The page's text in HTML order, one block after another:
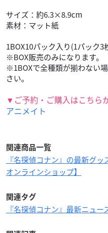
サイズ：約6.3×8.9cm
素材：マット紙
1BOX10パック入り(1パック3
※BOX販売のみになります。
※1BOXで全種類が揃わない
さい。
▼ご予約・ご購入はこちら
アニメイト
関連商品一覧
『名探偵コナン』の最新グ
オンラインショップ】
関連タグ
『名探偵コナン』最新ニュー